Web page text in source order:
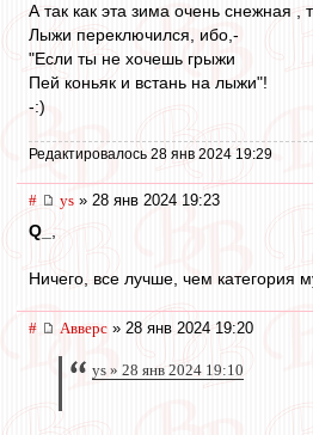
А так как эта зима очень снежная ,
Лыжи переключился, ибо,-
"Если ты не хочешь грыжи
Пей коньяк и встань на лыжи"!
-:)
Редактировалось 28 янв 2024 19:29
# ys » 28 янв 2024 19:23
Q_ ,
Ничего, все лучше, чем категория
# Авверс » 28 янв 2024 19:20
ys » 28 янв 2024 19:10